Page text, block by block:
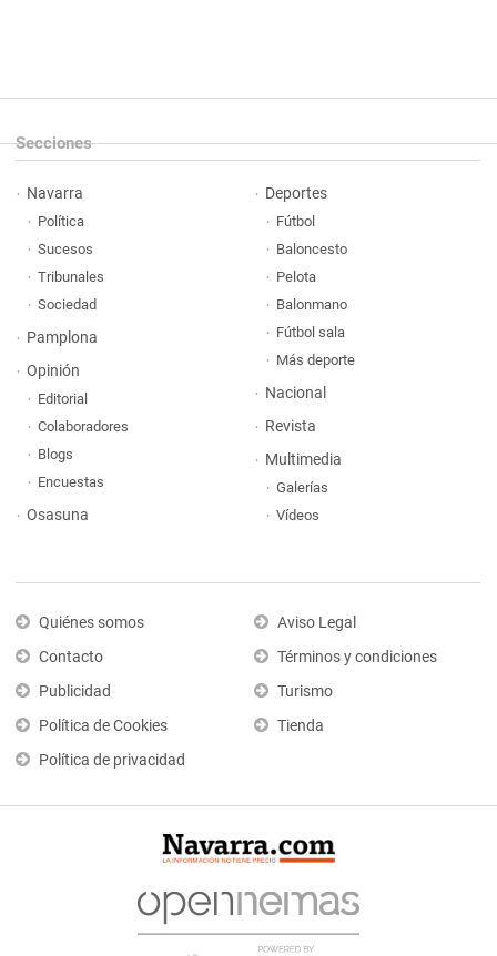
Secciones
Navarra
Política
Sucesos
Tribunales
Sociedad
Pamplona
Opinión
Editorial
Colaboradores
Blogs
Encuestas
Osasuna
Deportes
Fútbol
Baloncesto
Pelota
Balonmano
Fútbol sala
Más deporte
Nacional
Revista
Multimedia
Galerías
Vídeos
Quiénes somos
Contacto
Publicidad
Política de Cookies
Política de privacidad
Aviso Legal
Términos y condiciones
Turismo
Tienda